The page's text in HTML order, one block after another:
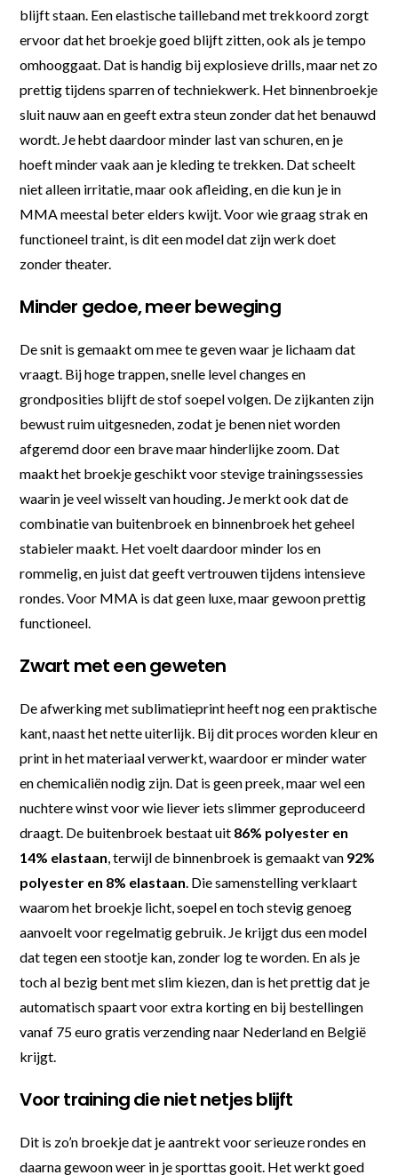
blijft staan. Een elastische tailleband met trekkoord zorgt
ervoor dat het broekje goed blijft zitten, ook als je tempo
omhooggaat. Dat is handig bij explosieve drills, maar net zo
prettig tijdens sparren of techniekwerk. Het binnenbroekje
sluit nauw aan en geeft extra steun zonder dat het benauwd
wordt. Je hebt daardoor minder last van schuren, en je
hoeft minder vaak aan je kleding te trekken. Dat scheelt
niet alleen irritatie, maar ook afleiding, en die kun je in
MMA meestal beter elders kwijt. Voor wie graag strak en
functioneel traint, is dit een model dat zijn werk doet
zonder theater.
Minder gedoe, meer beweging
De snit is gemaakt om mee te geven waar je lichaam dat
vraagt. Bij hoge trappen, snelle level changes en
grondposities blijft de stof soepel volgen. De zijkanten zijn
bewust ruim uitgesneden, zodat je benen niet worden
afgeremd door een brave maar hinderlijke zoom. Dat
maakt het broekje geschikt voor stevige trainingssessies
waarin je veel wisselt van houding. Je merkt ook dat de
combinatie van buitenbroek en binnenbroek het geheel
stabieler maakt. Het voelt daardoor minder los en
rommelig, en juist dat geeft vertrouwen tijdens intensieve
rondes. Voor MMA is dat geen luxe, maar gewoon prettig
functioneel.
Zwart met een geweten
De afwerking met sublimatieprint heeft nog een praktische
kant, naast het nette uiterlijk. Bij dit proces worden kleur en
print in het materiaal verwerkt, waardoor er minder water
en chemicaliën nodig zijn. Dat is geen preek, maar wel een
nuchtere winst voor wie liever iets slimmer geproduceerd
draagt. De buitenbroek bestaat uit 86% polyester en
14% elastaan, terwijl de binnenbroek is gemaakt van 92%
polyester en 8% elastaan. Die samenstelling verklaart
waarom het broekje licht, soepel en toch stevig genoeg
aanvoelt voor regelmatig gebruik. Je krijgt dus een model
dat tegen een stootje kan, zonder log te worden. En als je
toch al bezig bent met slim kiezen, dan is het prettig dat je
automatisch spaart voor extra korting en bij bestellingen
vanaf 75 euro gratis verzending naar Nederland en België
krijgt.
Voor training die niet netjes blijft
Dit is zo’n broekje dat je aantrekt voor serieuze rondes en
daarna gewoon weer in je sporttas gooit. Het werkt goed